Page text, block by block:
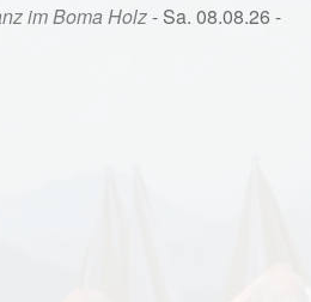
im Boma Holz- Sa. 08.08.26 -